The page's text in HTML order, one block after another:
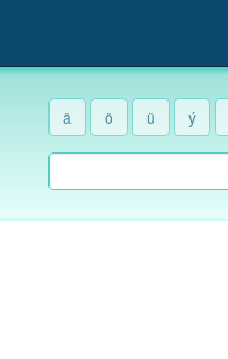
ä ö ü ý